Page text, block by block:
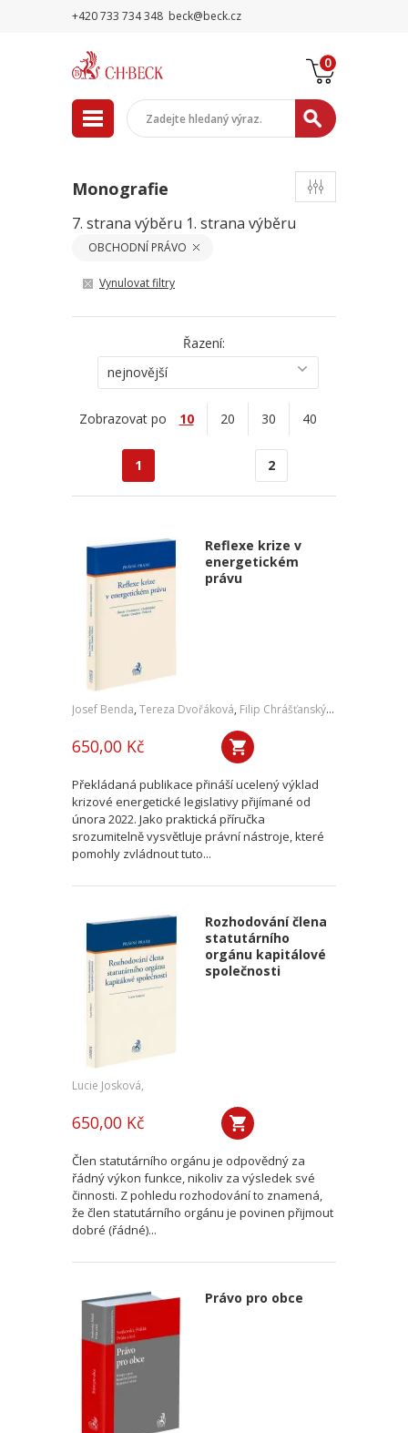
+420 733 734 348 beck@beck.cz
0
Monografie
7. strana výběru 1. strana výběru
OBCHODNÍ PRÁVO
Vynulovat filtry
Řazení:
nejnovější
Zobrazovat po 10 20 30 40
1 2
Reflexe krize v
energetickém
právu
Josef Benda, Tereza Dvořáková, Filip Chrášťanský,Jan Kořán
650,00 Kč
Překládaná publikace přináší ucelený výklad
krizové energetické legislativy přijímané od
února 2022. Jako praktická příručka
srozumitelně vysvětluje právní nástroje, které
pomohly zvládnout tuto...
Rozhodování člena
statutárního
orgánu kapitálové
společnosti
Lucie Josková,
650,00 Kč
Člen statutárního orgánu je odpovědný za
řádný výkon funkce, nikoliv za výsledek své
činnosti. Z pohledu rozhodování to znamená,
že člen statutárního orgánu je povinen přijmout
dobré (řádné)...
Právo pro obce